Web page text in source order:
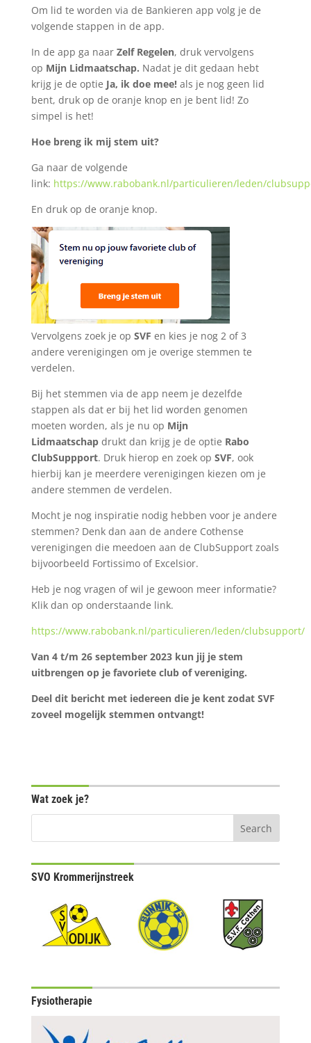
Om lid te worden via de Bankieren app volg je de
volgende stappen in de app.
In de app ga naar Zelf Regelen, druk vervolgens
op Mijn Lidmaatschap. Nadat je dit gedaan hebt
krijg je de optie Ja, ik doe mee! als je nog geen lid
bent, druk op de oranje knop en je bent lid! Zo
simpel is het!
Hoe breng ik mij stem uit?
Ga naar de volgende
link: https://www.rabobank.nl/particulieren/leden/
En druk op de oranje knop.
Vervolgens zoek je op SVF en kies je nog 2 of 3
andere verenigingen om je overige stemmen te
verdelen.
Bij het stemmen via de app neem je dezelfde
stappen als dat er bij het lid worden genomen
moeten worden, als je nu op Mijn
Lidmaatschap drukt dan krijg je de optie Rabo
ClubSuppport. Druk hierop en zoek op SVF, ook
hierbij kan je meerdere verenigingen kiezen om je
andere stemmen de verdelen.
Mocht je nog inspiratie nodig hebben voor je andere
stemmen? Denk dan aan de andere Cothense
verenigingen die meedoen aan de ClubSupport zoals
bijvoorbeeld Fortissimo of Excelsior.
Heb je nog vragen of wil je gewoon meer informatie?
Klik dan op onderstaande link.
https://www.rabobank.nl/particulieren/leden/clubsupport/
Van 4 t/m 26 september 2023 kun jij je stem
uitbrengen op je favoriete club of vereniging.
Deel dit bericht met iedereen die je kent zodat SVF
zoveel mogelijk stemmen ontvangt!
Wat zoek je?
SVO Krommerijnstreek
Fysiotherapie